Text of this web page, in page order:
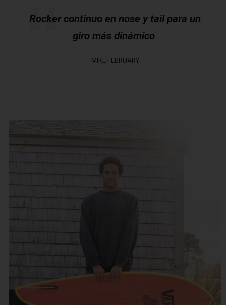
Rocker continuo en nose y tail para un
giro más dinámico
MIKE FEBRUARY